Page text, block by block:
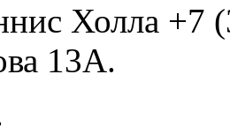
Холла +7
13А.